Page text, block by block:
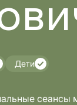
Дети
сеансы